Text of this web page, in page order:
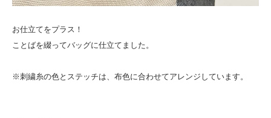
お仕立てをプラス！
ことばを綴ってバッグに仕立てました。
※刺繍糸の色とステッチは、布色に合わせてアレンジしています。